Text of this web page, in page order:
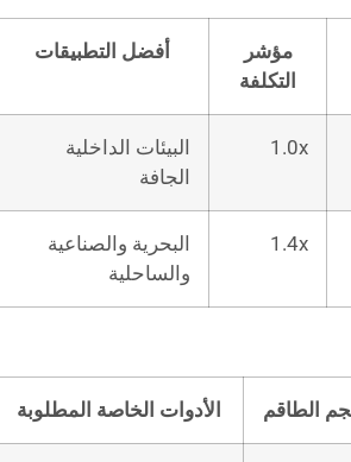
مؤشر
التكلفة
أفضل التطبيقات
1.0x
البيئات الداخلية
الجافة
1.4x
البحرية والصناعية
والساحلية
الطاقم الأدوات الخاصة المطلوبة